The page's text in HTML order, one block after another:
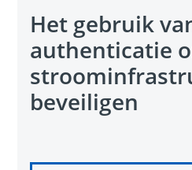
Het gebruik
authenticatie
beveiligen